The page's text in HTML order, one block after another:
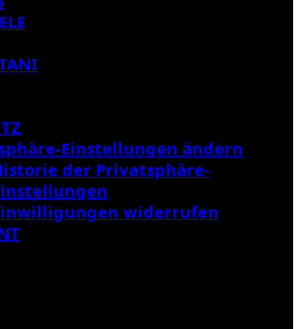
Einstellungen ändern
der Privatsphäre-
widerrufen